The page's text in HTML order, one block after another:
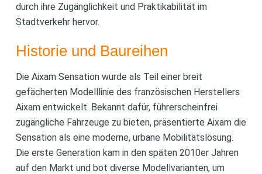
durch ihre Zugänglichkeit und Praktikabilität im
Stadtverkehr hervor.
Historie und Baureihen
Die Aixam Sensation wurde als Teil einer breit
gefächerten Modelllinie des französischen Herstellers
Aixam entwickelt. Bekannt dafür, führerscheinfrei
zugängliche Fahrzeuge zu bieten, präsentierte Aixam die
Sensation als eine moderne, urbane Mobilitätslösung.
Die erste Generation kam in den späten 2010er Jahren
auf den Markt und bot diverse Modellvarianten, um